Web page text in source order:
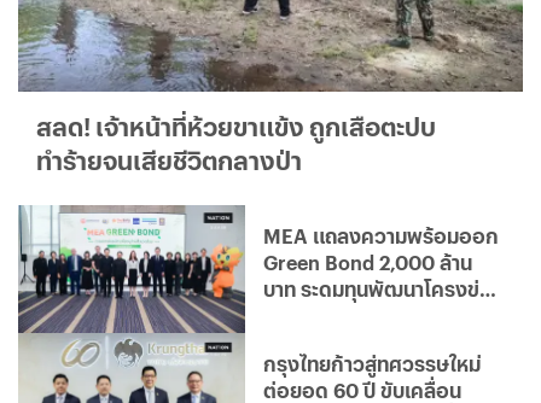
สลด! เจ้าหน้าที่ห้วยขาแข้ง ถูกเสือตะปบ
ทำร้ายจนเสียชีวิตกลางป่า
MEA แถลงความพร้อมออก
Green Bond 2,000 ล้าน
บาท ระดมทุนพัฒนาโครงข่าย
กรุงไทยก้าวสู่ทศวรรษใหม่
ต่อยอด 60 ปี ขับเคลื่อน